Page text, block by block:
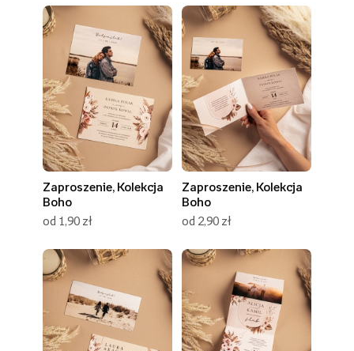
Zaproszenie, Kolekcja
Boho
od 1,90 zł
Zaproszenie, Kolekcja
Boho
od 2,90 zł